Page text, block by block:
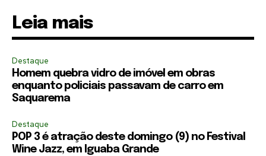
Leia mais
Destaque
Homem quebra vidro de imóvel em obras
enquanto policiais passavam de carro em
Saquarema
Destaque
POP 3 é atração deste domingo (9) no Festival
Wine Jazz, em Iguaba Grande